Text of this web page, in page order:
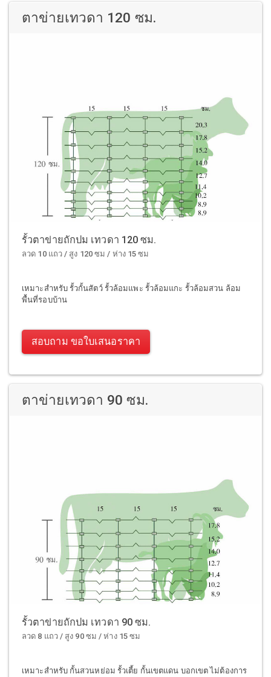
ตาข่ายเทวดา 120 ซม.
รั้วตาข่ายถักปม เทวดา 120 ซม.
ลวด 10 แถว / สูง 120 ซม / ห่าง 15 ซม
เหมาะสำหรับ รั้วกั้นสัตว์ รั้วล้อมแพะ รั้วล้อมแกะ รั้วล้อมสวน ล้อม
พื้นที่รอบบ้าน
สอบถาม ขอใบเสนอราคา
ตาข่ายเทวดา 90 ซม.
รั้วตาข่ายถักปม เทวดา 90 ซม.
ลวด 8 แถว / สูง 90 ซม / ห่าง 15 ซม
เหมาะสำหรับ กั้นสวนหย่อม รั้วเตี้ย กั้นเขตแดน บอกเขต ไม่ต้องการ